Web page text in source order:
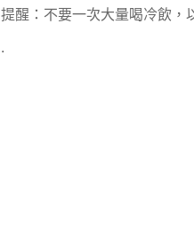
提醒：不要一次大量喝冷飲，
.